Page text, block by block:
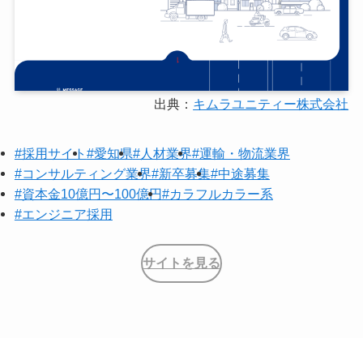
出典： キムラユニティー株式会社
#採用サイト #愛知県#人材業界#運輸・物流業界
#コンサルティング業界#新卒募集#中途募集
#資本金10億円〜100億円#カラフルカラー系
#エンジニア採用
サイトを見る